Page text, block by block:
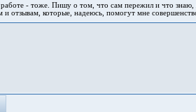
- тоже. Пишу о том, что сам пережил и что
отзывам, которые, надеюсь, помогут мне